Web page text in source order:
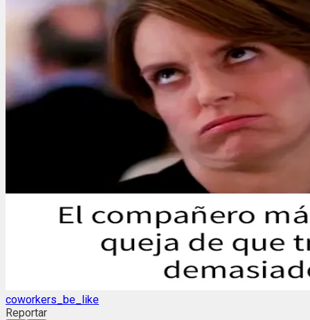
coworkers_be_like
Reportar